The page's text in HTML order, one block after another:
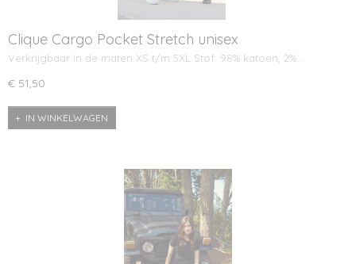
Clique Cargo Pocket Stretch unisex
Verkrijgbaar in de maten XS t/m 5XL Stof: 98% katoen, 2%…
€ 51,50
IN WINKELWAGEN